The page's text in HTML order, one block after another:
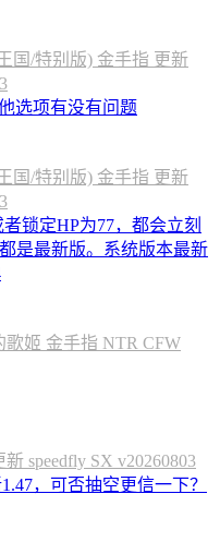
国/特别版) 金手指 更新
选项有没有问题
国/特别版) 金手指 更新
锁定HP为77，都会立刻
是最新版。系统版本最新
姬 金手指 NTR CFW
speedfly SX v20260803
，可否抽空更信一下？